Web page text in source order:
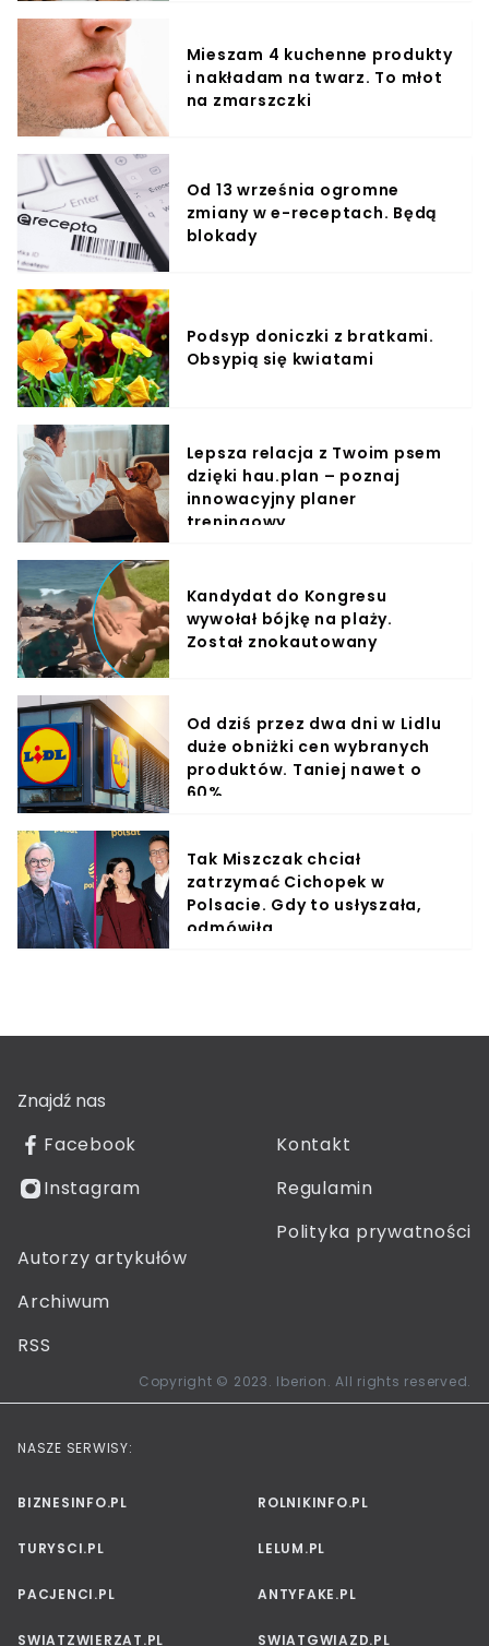
Mieszam 4 kuchenne produkty
i nakładam na twarz. To młot
na zmarszczki
Od 13 września ogromne
zmiany w e-receptach. Będą
blokady
Podsyp doniczki z bratkami.
Obsypią się kwiatami
Lepsza relacja z Twoim psem
dzięki hau.plan – poznaj
innowacyjny planer
treningowy
Kandydat do Kongresu
wywołał bójkę na plaży.
Został znokautowany
Od dziś przez dwa dni w Lidlu
duże obniżki cen wybranych
produktów. Taniej nawet o
60%
Tak Miszczak chciał
zatrzymać Cichopek w
Polsacie. Gdy to usłyszała,
odmówiła
Znajdź nas
Facebook
Instagram
Kontakt
Regulamin
Polityka prywatności
Autorzy artykułów
Archiwum
RSS
Copyright © 2023. Iberion. All rights reserved.
NASZE SERWISY:
BIZNESINFO.PL ROLNIKINFO.PL
TURYSCI.PL LELUM.PL
PACJENCI.PL ANTYFAKE.PL
SWIATZWIERZAT.PL SWIATGWIAZD.PL